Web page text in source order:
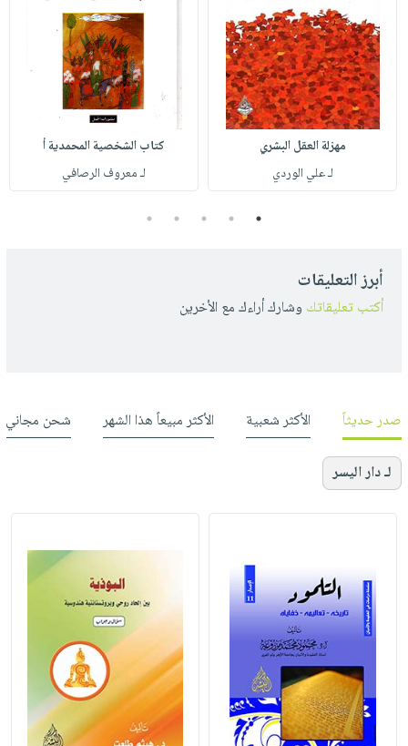
مهزلة العقل البشري
لـ علي الوردي
كتاب الشخصية المحمدية أ
لـ معروف الرصافي
1
2
3
4
5
أبرز التعليقات
أكتب تعليقاتك وشارك أراءك مع الأخرين
صدر حديثاً الأكثر شعبية الأكثر مبيعاً هذا الشهر شحن مجاني
لـ دار اليسر